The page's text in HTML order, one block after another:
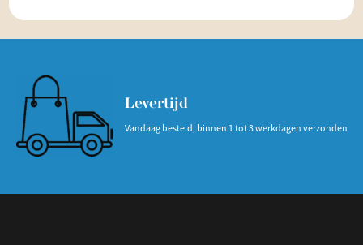
Levertijd
Vandaag besteld, binnen 1 tot 3 werkdagen verzonden